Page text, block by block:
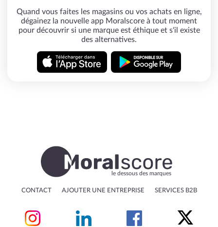
Quand vous faites les magasins ou vos achats en ligne,
dégainez la nouvelle app Moralscore à tout moment
pour découvrir si une marque est éthique et s'il existe
des alternatives.
le dessous des marques
CONTACT AJOUTER UNE ENTREPRISE SERVICES B2B